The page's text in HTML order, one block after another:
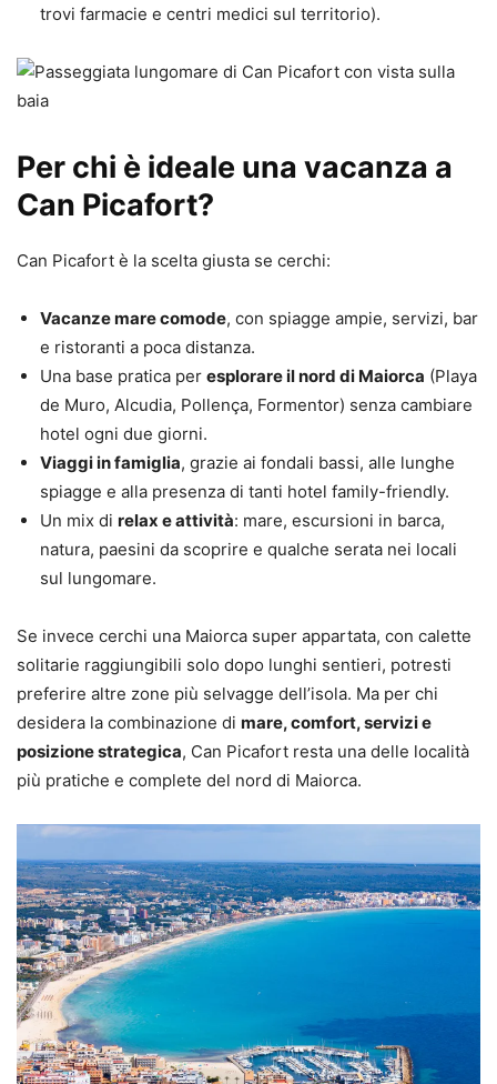
trovi farmacie e centri medici sul territorio).
Per chi è ideale una vacanza a
Can Picafort?
Can Picafort è la scelta giusta se cerchi:
Vacanze mare comode, con spiagge ampie, servizi, bar
e ristoranti a poca distanza.
Una base pratica per esplorare il nord di Maiorca (Playa
de Muro, Alcudia, Pollença, Formentor) senza cambiare
hotel ogni due giorni.
Viaggi in famiglia, grazie ai fondali bassi, alle lunghe
spiagge e alla presenza di tanti hotel family-friendly.
Un mix di relax e attività: mare, escursioni in barca,
natura, paesini da scoprire e qualche serata nei locali
sul lungomare.
Se invece cerchi una Maiorca super appartata, con calette
solitarie raggiungibili solo dopo lunghi sentieri, potresti
preferire altre zone più selvagge dell’isola. Ma per chi
desidera la combinazione di mare, comfort, servizi e
posizione strategica, Can Picafort resta una delle località
più pratiche e complete del nord di Maiorca.